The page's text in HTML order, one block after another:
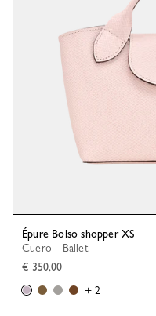
Épure Bolso shopper XS
Cuero - Ballet
€ 350,00
+ 2